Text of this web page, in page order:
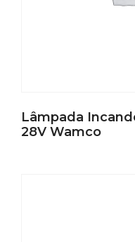
Lâmpada
28V Wamco